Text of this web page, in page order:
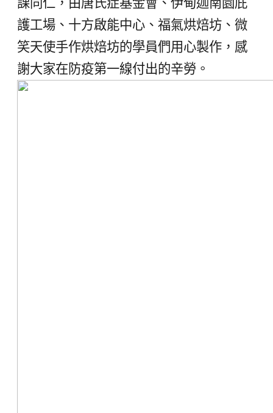
課同仁，由唐氏症基金會、伊甸迦南園庇
護工場、十方啟能中心、福氣烘焙坊、微
笑天使手作烘焙坊的學員們用心製作，感
謝大家在防疫第一線付出的辛勞。